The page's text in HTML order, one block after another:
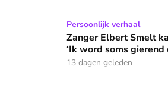
Zanger Elbert Smelt kan niet niets
Persoonlijk verhaal
Zanger Elbert Smelt
‘Ik word soms gierend
13 dagen geleden